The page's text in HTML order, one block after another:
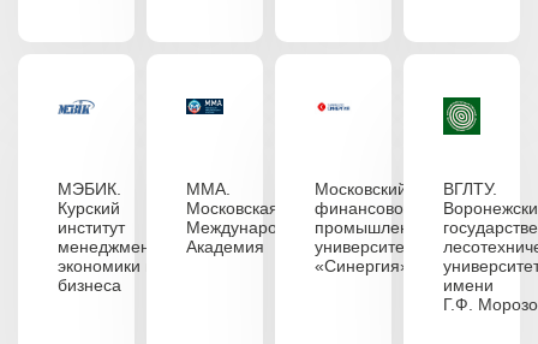
МЭБИК.
Курский
институт
менеджмента,
экономики и
бизнеса
ММА.
Московская
Международная
Академия
Московский
финансово-
промышленный
университет
«Синергия»
ВГЛТУ.
имени
Г.Ф.